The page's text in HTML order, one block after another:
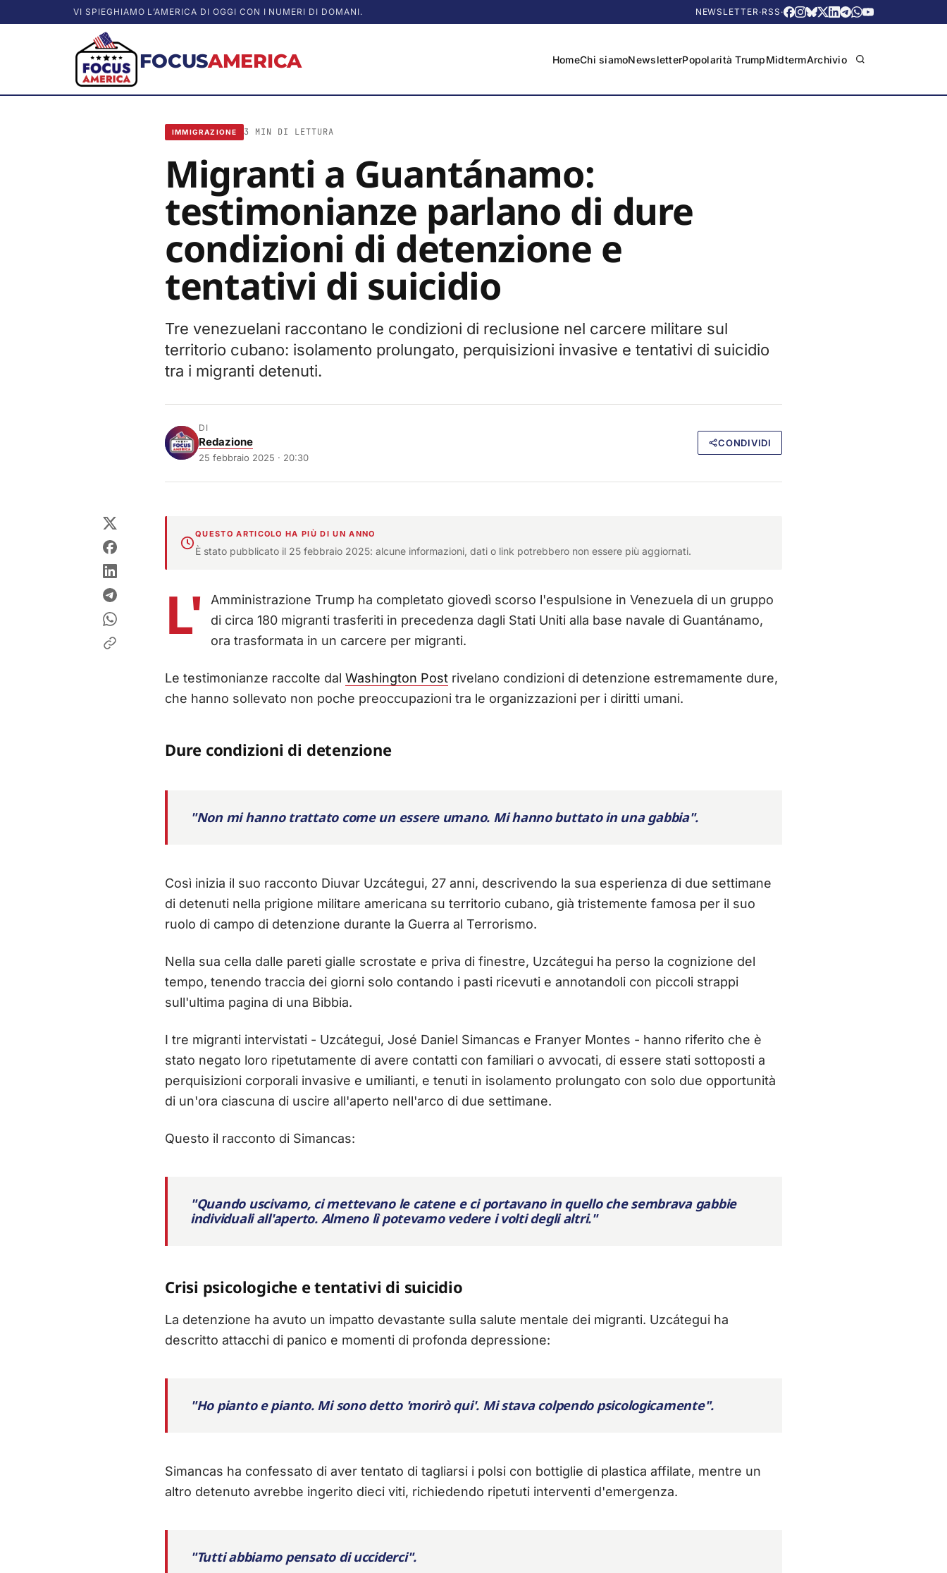
VI SPIEGHIAMO L’AMERICA DI OGGI CON I NUMERI DI DOMANI. NEWSLETTER·RSS ·
FOCUSAMERICA HomeChi siamoNewsletterPopolarità TrumpMidtermArchivio
IMMIGRAZIONE 3 MIN DI LETTURA
Migranti a Guantánamo:
testimonianze parlano di dure
condizioni di detenzione e
tentativi di suicidio
Tre venezuelani raccontano le condizioni di reclusione nel carcere militare sul
territorio cubano: isolamento prolungato, perquisizioni invasive e tentativi di suicidio
tra i migranti detenuti.
DI
Redazione
25 febbraio 2025 · 20:30
CONDIVIDI
QUESTO ARTICOLO HA PIÙ DI UN ANNO
È stato pubblicato il 25 febbraio 2025: alcune informazioni, dati o link potrebbero non essere più aggiornati.
L'
Amministrazione Trump ha completato giovedì scorso l'espulsione in Venezuela di un gruppo
di circa 180 migranti trasferiti in precedenza dagli Stati Uniti alla base navale di Guantánamo,
ora trasformata in un carcere per migranti.
Le testimonianze raccolte dal Washington Post rivelano condizioni di detenzione estremamente dure,
che hanno sollevato non poche preoccupazioni tra le organizzazioni per i diritti umani.
Dure condizioni di detenzione
"Non mi hanno trattato come un essere umano. Mi hanno buttato in una gabbia".
Così inizia il suo racconto Diuvar Uzcátegui, 27 anni, descrivendo la sua esperienza di due settimane
di detenuti nella prigione militare americana su territorio cubano, già tristemente famosa per il suo
ruolo di campo di detenzione durante la Guerra al Terrorismo.
Nella sua cella dalle pareti gialle scrostate e priva di finestre, Uzcátegui ha perso la cognizione del
tempo, tenendo traccia dei giorni solo contando i pasti ricevuti e annotandoli con piccoli strappi
sull'ultima pagina di una Bibbia.
I tre migranti intervistati - Uzcátegui, José Daniel Simancas e Franyer Montes - hanno riferito che è
stato negato loro ripetutamente di avere contatti con familiari o avvocati, di essere stati sottoposti a
perquisizioni corporali invasive e umilianti, e tenuti in isolamento prolungato con solo due opportunità
di un'ora ciascuna di uscire all'aperto nell'arco di due settimane.
Questo il racconto di Simancas:
"Quando uscivamo, ci mettevano le catene e ci portavano in quello che sembrava gabbie
individuali all'aperto. Almeno lì potevamo vedere i volti degli altri."
Crisi psicologiche e tentativi di suicidio
La detenzione ha avuto un impatto devastante sulla salute mentale dei migranti. Uzcátegui ha
descritto attacchi di panico e momenti di profonda depressione:
"Ho pianto e pianto. Mi sono detto 'morirò qui'. Mi stava colpendo psicologicamente".
Simancas ha confessato di aver tentato di tagliarsi i polsi con bottiglie di plastica affilate, mentre un
altro detenuto avrebbe ingerito dieci viti, richiedendo ripetuti interventi d'emergenza.
"Tutti abbiamo pensato di ucciderci".